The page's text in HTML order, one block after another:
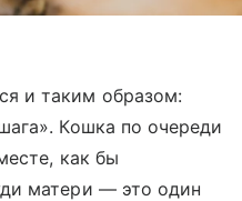
и таким образом:
Кошка по очереди
как бы
матери — это один